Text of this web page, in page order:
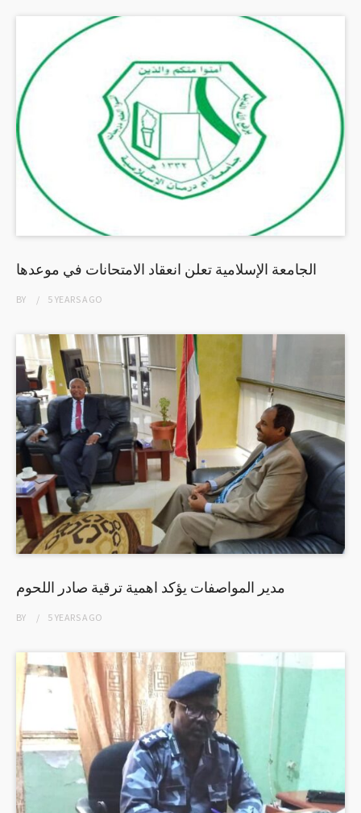
الجامعة الإسلامية تعلن انعقاد الامتحانات في موعدها
BY 5 YEARSAGO
مدير المواصفات يؤكد اهمية ترقية صادر اللحوم
BY 5 YEARSAGO